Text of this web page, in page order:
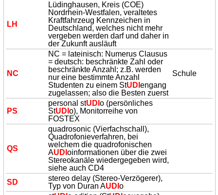
LH
Lüdinghausen, Kreis (COE)
Nordrhein-Westfalen, veraltetes
Kraftfahrzeug Kennzeichen in
Deutschland, welches nicht mehr
vergeben werden darf und daher in
der Zukunft ausläuft
NC
NC = lateinisch: Numerus Clausus
= deutsch: beschränkte Zahl oder
beschränkte Anzahl; z.B. werden
nur eine bestimmte Anzahl
Studenten zu einem StUDIengang
zugelassen; also die Besten zuerst
Schule
PS
personal stUDIo (persönliches
StUDIo), Monitorreihe von
FOSTEX
QS
quadrosonic (Vierfachschall),
Quadrofonieverfahren, bei
welchem die quadrofonischen
AUDIoinformationen über die zwei
Stereokanäle wiedergegeben wird,
siehe auch CD4
SD
stereo delay (Stereo-Verzögerer),
Typ von Duran AUDIo